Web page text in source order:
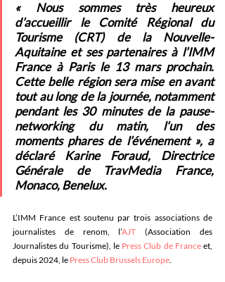
« Nous sommes très heureux
d’accueillir le Comité Régional du
Tourisme (CRT) de la Nouvelle-
Aquitaine et ses partenaires à l’IMM
France à Paris le 13 mars prochain.
Cette belle région sera mise en avant
tout au long de la journée, notamment
pendant les 30 minutes de la pause-
networking du matin, l’un des
moments phares de l’événement », a
déclaré Karine Foraud, Directrice
Générale de TravMedia France,
Monaco, Benelux.
L’IMM France est soutenu par trois associations de
journalistes de renom, l’AJT (Association des
Journalistes du Tourisme), le Press Club de France et,
depuis 2024, le Press Club Brussels Europe.